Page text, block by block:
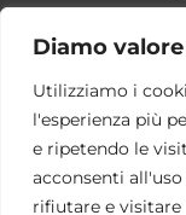
Diamo
Utilizziamo i
l'esperienza più
e ripetendo le
acconsenti all'uso
rifiutare e